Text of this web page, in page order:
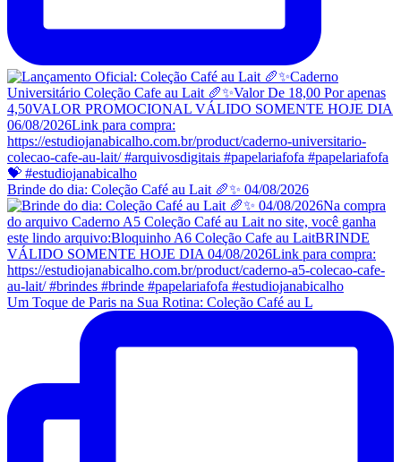
Brinde do dia: Coleção Café au Lait 🥖✨ 04/08/2026
Um Toque de Paris na Sua Rotina: Coleção Café au L